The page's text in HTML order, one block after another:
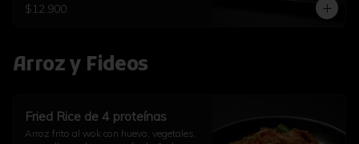
$12.900
Arroz y Fideos
Fried Rice de 4 proteínas
Arroz frito al wok con huevo, vegetales,